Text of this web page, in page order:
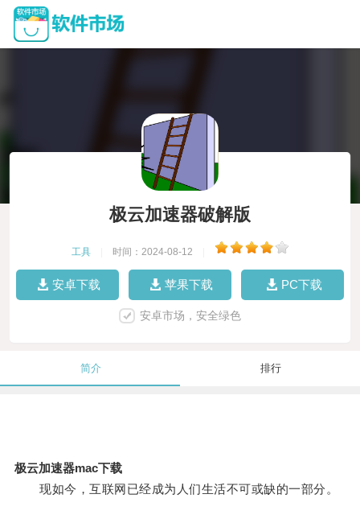
极云加速器破解版
工具 时间：2024-08-12
安卓下载 苹果下载 PC下载
安卓市场，安全绿色
简介 排行
极云加速器mac下载
现如今，互联网已经成为人们生活不可或缺的一部分。